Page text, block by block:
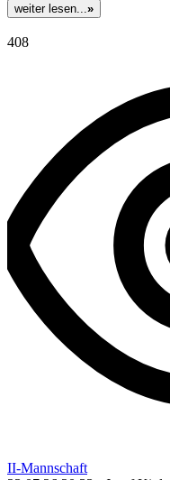
weiter lesen...»
408
II-Mannschaft